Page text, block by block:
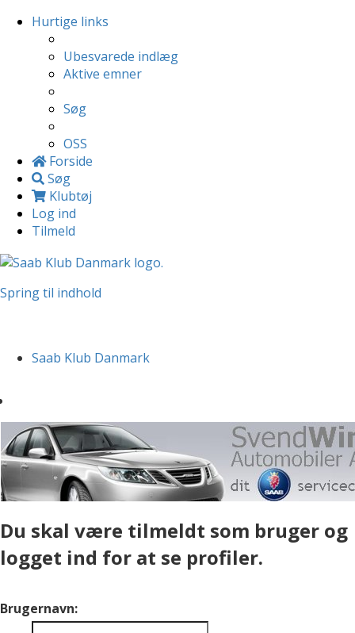
Hurtige links
Ubesvarede indlæg
Aktive emner
Søg
OSS
Forside
Søg
Klubtøj
Log ind
Tilmeld
Spring til indhold
Saab Klub Danmark
Du skal være tilmeldt som bruger og
logget ind for at se profiler.
Brugernavn: